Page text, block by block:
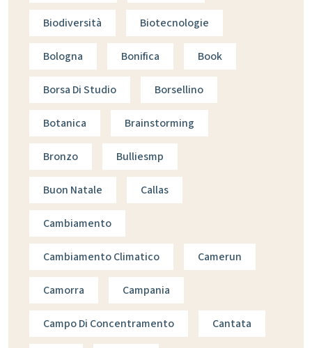
Biodiversità Biotecnologie
Bologna Bonifica Book
Borsa Di Studio Borsellino
Botanica Brainstorming
Bronzo Bulliesmp
Buon Natale Callas
Cambiamento
Cambiamento Climatico Camerun
Camorra Campania
Campo Di Concentramento Cantata